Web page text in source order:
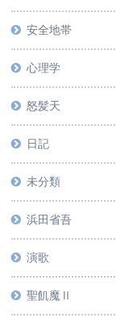
安全地帯
心理学
怒髪天
日記
未分類
浜田省吾
演歌
聖飢魔Ⅱ